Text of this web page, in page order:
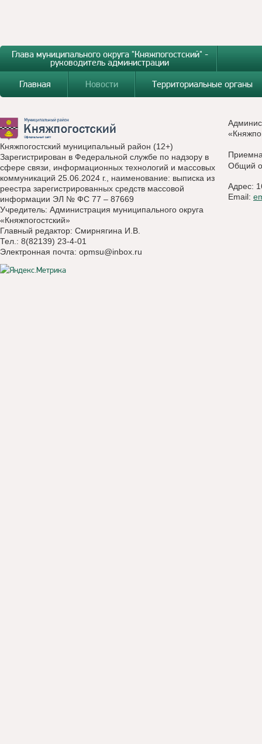
Глава муниципального округа "Княжпогостский" -
руководитель администрации
Главная
Новости Территориальные органы
Княжпогостский муниципальный район (12+)
Зарегистрирован в Федеральной службе по надзору в
сфере связи, информационных технологий и массовых
коммуникаций 25.06.2024 г., наименование: выписка из
реестра зарегистрированных средств массовой
информации ЭЛ № ФС 77 – 87669
Учредитель: Администрация муниципального округа
«Княжпогостский»
Главный редактор: Смирнягина И.В.
Тел.: 8(82139) 23-4-01
Электронная почта: opmsu@inbox.ru
Общий
Адрес:
Email: